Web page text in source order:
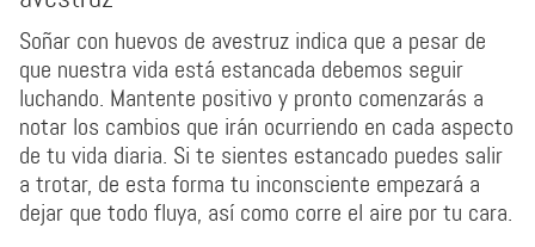
Soñar con huevos de avestruz indica que a pesar de
que nuestra vida está estancada debemos seguir
luchando. Mantente positivo y pronto comenzarás a
notar los cambios que irán ocurriendo en cada aspecto
de tu vida diaria. Si te sientes estancado puedes salir
a trotar, de esta forma tu inconsciente empezará a
dejar que todo fluya, así como corre el aire por tu cara.